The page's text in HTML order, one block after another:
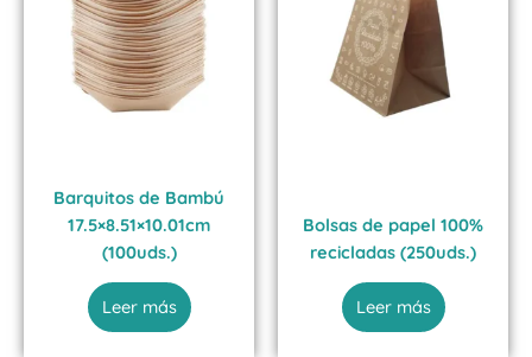
Barquitos de Bambú
17.5×8.51×10.01cm
(100uds.)
Leer más
Bolsas de papel 100%
recicladas (250uds.)
Leer más